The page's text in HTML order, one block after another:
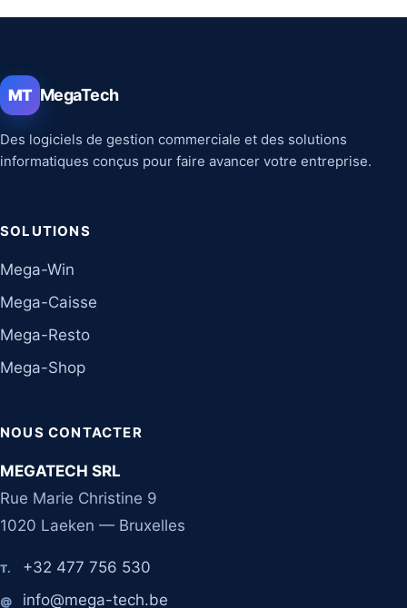
MT MegaTech
Des logiciels de gestion commerciale et des solutions
informatiques conçus pour faire avancer votre entreprise.
SOLUTIONS
Mega-Win
Mega-Caisse
Mega-Resto
Mega-Shop
NOUS CONTACTER
MEGATECH SRL
Rue Marie Christine 9
1020 Laeken — Bruxelles
T. +32 477 756 530
@ info@mega-tech.be